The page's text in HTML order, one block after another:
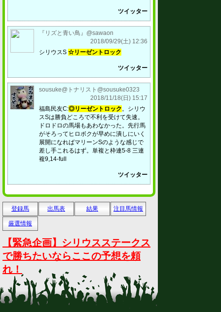
ツイッター
『リズと青い鳥』@sawaon
2018/09/29(土) 12:36
シリウスS ☆リーゼントロック
ツイッター
sousuke@トナリスト@sousuke0323
2018/11/18(日) 15:17
福島民友C:◎リーゼントロック。シリウ
スSは勝負どころで不利を受けて失速。
ドロドロの馬場もあわなかった。先行馬
がそろってヒロボクが早めに潰しにいく
展開になればマリーンSのような感じで
差し手これるはず。単複と枠連5-8 三連
複9,14-full
ツイッター
登録馬 出馬表 結果 注目馬情報
厳選情報
【緊急企画】シリウスステークス
で勝ちたいならここの予想を頼
れ！